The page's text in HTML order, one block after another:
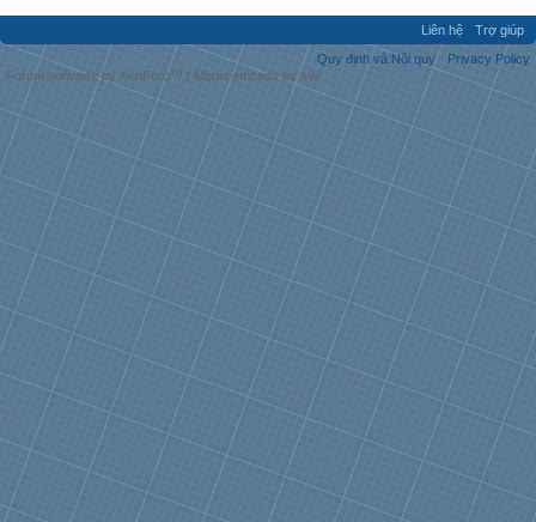
Liên hệ
Trợ giúp
Quy định và Nội quy
Privacy Policy
Forum software by XenForo™ | Media embeds by s9e